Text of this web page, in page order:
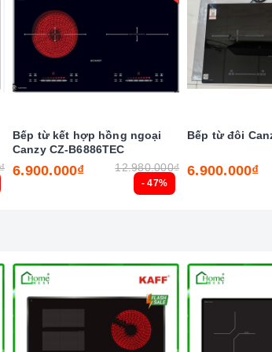
an toàn trong quá trình nấu mà món ăn
dưỡng trong thức ăn.
phù hợp với kích thước dụng cụ nấu,
- 47%
Bếp từ kết hợp hồng ngoại
Canzy CZ-B6886TEC
6.900.000₫ 12.980.000₫
Bếp từ đôi
6.900.000₫